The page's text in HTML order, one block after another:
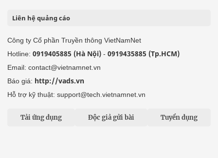
Liên hệ quảng cáo
Công ty Cổ phần Truyền thông VietNamNet
Hotline: 0919405885 (Hà Nội) - 0919435885 (Tp.HCM)
Email: contact@vietnamnet.vn
Báo giá: http://vads.vn
Hỗ trợ kỹ thuật: support@tech.vietnamnet.vn
Tải ứng dụng Độc giả gửi bài Tuyển dụng